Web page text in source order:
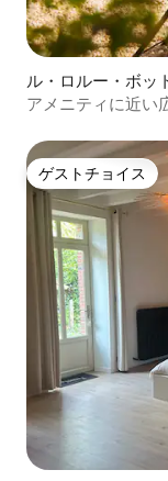
ル・ロルー・ボッ
アメニティに近い
ゲストチョイス
ゲストチョイス